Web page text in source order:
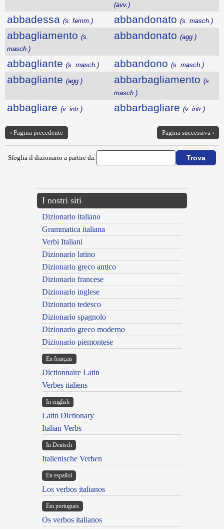
(avv.)
abbadessa (s. femm.) abbandonato (s. masch.)
abbagliamento (s.
masch.)
abbandonato (agg.)
abbagliante (s. masch.) abbandono (s. masch.)
abbagliante (agg.) abbarbagliamento (s.
masch.)
abbagliare (v. intr.) abbarbagliare (v. intr.)
‹ Pagina precedente Pagina successiva ›
Sfoglia il dizionario a partire da:
I nostri siti
Dizionario italiano
Grammatica italiana
Verbi Italiani
Dizionario latino
Dizionario greco antico
Dizionario francese
Dizionario inglese
Dizionario tedesco
Dizionario spagnolo
Dizionario greco moderno
Dizionario piemontese
En français
Dictionnaire Latin
Verbes italiens
In english
Latin Dictionary
Italian Verbs
In Deutsch
Italienische Verben
En español
Los verbos italianos
Em portugues
Os verbos italianos